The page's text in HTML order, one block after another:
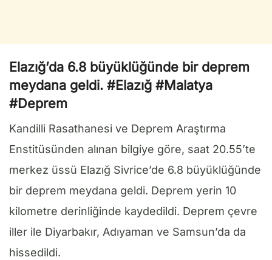
Elazığ’da 6.8 büyüklüğünde bir deprem
meydana geldi. #Elazığ #Malatya
#Deprem
Kandilli Rasathanesi ve Deprem Araştırma
Enstitüsünden alınan bilgiye göre, saat 20.55’te
merkez üssü Elazığ Sivrice’de 6.8 büyüklüğünde
bir deprem meydana geldi. Deprem yerin 10
kilometre derinliğinde kaydedildi. Deprem çevre
iller ile Diyarbakır, Adıyaman ve Samsun’da da
hissedildi.